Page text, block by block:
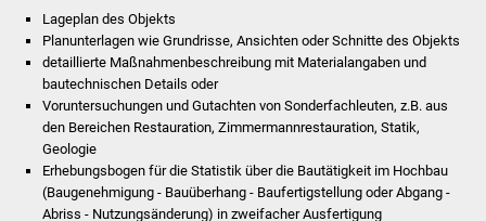
Kinder- und
Stadtwerke
Suenergie
Lageplan des Objekts
Planunterlagen wie Grundrisse, Ansichten oder Schnitte des Objekts
detaillierte Maßnahmenbeschreibung mit Materialangaben und
bautechnischen Details oder
Voruntersuchungen und Gutachten von Sonderfachleuten, z.B. aus
den Bereichen Restauration, Zimmermannrestauration, Statik,
Geologie
Erhebungsbogen für die Statistik über die Bautätigkeit im Hochbau
(Baugenehmigung - Bauüberhang - Baufertigstellung oder Abgang -
Abriss - Nutzungsänderung) in zweifacher Ausfertigung